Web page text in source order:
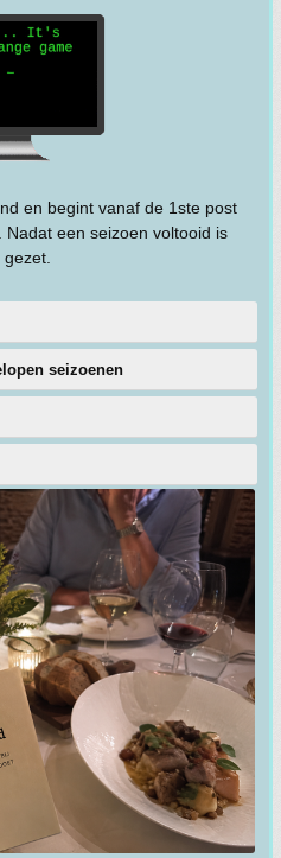
en begint vanaf de 1ste post
een seizoen voltooid is
seizoenen